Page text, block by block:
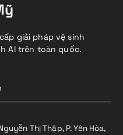
giải pháp vệ sinh
AI trên toàn quốc.
Thị Thập, P. Yên Hòa,